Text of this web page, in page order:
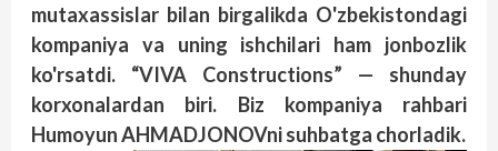
mutaxassislar bilan birgalikda O'zbekistondagi
kompaniya va uning ishchilari ham jonbozlik
ko'rsatdi. “VIVA Constructions” — shunday
korxonalardan biri. Biz kompaniya rahbari
Humoyun AHMADJONOVni suhbatga chorladik.